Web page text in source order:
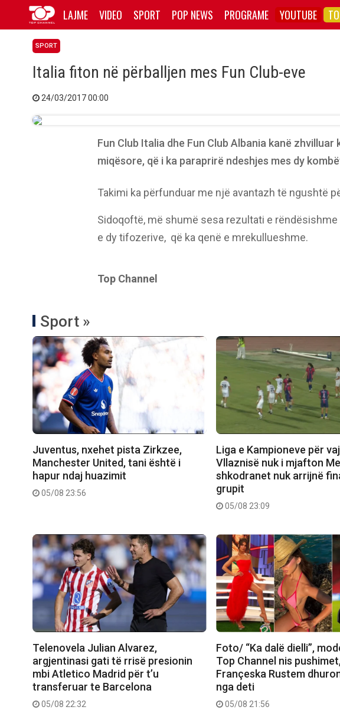
LAJME VIDEO SPORT POP NEWS PROGRAME YOUTUBE
SPORT
Italia fiton në përballjen mes Fun Club-eve
24/03/2017 00:00
Fun Club Italia dhe Fun Club Albania kanë
miqësore, që i ka paraprirë ndeshjes mes dy
Takimi ka përfunduar me një avantazh të ngushtë
Sidoqoftë, më shumë sesa rezultati e
e dy tifozerive, që ka qenë e mrekullueshme.
Top Channel
Sport »
Juventus, nxehet pista Zirkzee,
Manchester United, tani është i
hapur ndaj huazimit
05/08 23:56
Liga e Kampioneve për
Vllaznisë nuk i mjafton
shkodranet nuk arrijnë
grupit
05/08 23:09
Telenovela Julian Alvarez,
argjentinasi gati të rrisë presionin
mbi Atletico Madrid për t’u
transferuar te Barcelona
05/08 22:32
Foto/ “Ka dalë dielli”,
Top Channel nis
Françeska Rustem dhuron
nga deti
05/08 21:56